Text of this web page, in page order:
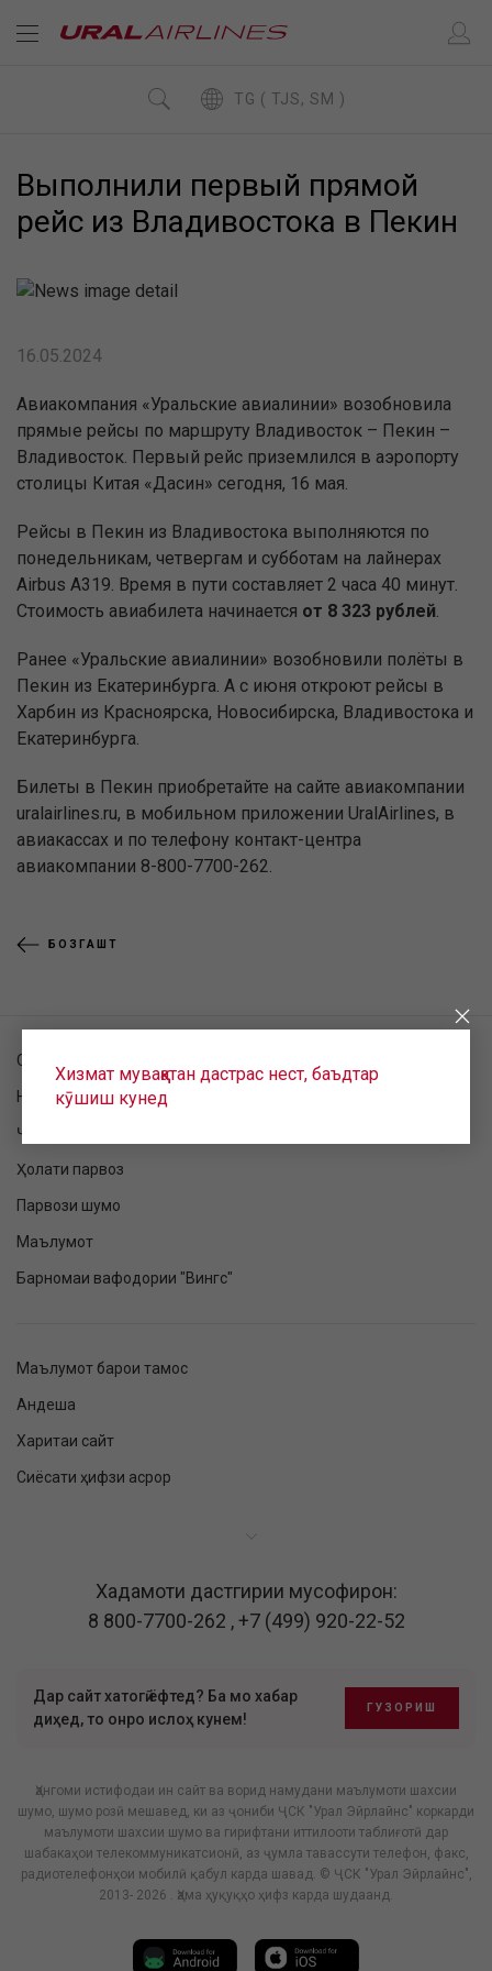
TG ( TJS, SM )
Выполнили первый прямой
рейс из Владивостока в Пекин
16.05.2024
Авиакомпания «Уральские авиалинии» возобновила
прямые рейсы по маршруту Владивосток – Пекин –
Владивосток. Первый рейс приземлился в аэропорту
столицы Китая «Дасин» сегодня, 16 мая.
Рейсы в Пекин из Владивостока выполняются по
понедельникам, четвергам и субботам на лайнерах
Airbus A319. Время в пути составляет 2 часа 40 минут.
Стоимость авиабилета начинается от 8 323 рублей.
Ранее «Уральские авиалинии» возобновили полёты в
Пекин из Екатеринбурга. А с июня откроют рейсы в
Харбин из Красноярска, Новосибирска, Владивостока и
Екатеринбурга.
Билеты в Пекин приобретайте на сайте авиакомпании
uralairlines.ru, в мобильном приложении UralAirlines, в
авиакассах и по телефону контакт-центра
авиакомпании 8-800-7700-262.
БОЗГАШТ
Хизмат муваққатан дастрас нест, баъдтар
кӯшиш кунед
Санҷиши фармоиш
Номнавис шудан ба парвоз
Ҷадвали парвоз
Ҳолати парвоз
Парвози шумо
Маълумот
Барномаи вафодории "Вингс"
Маълумот барои тамос
Андеша
Харитаи сайт
Сиёсати ҳифзи асрор
Хадамоти дастгирии мусофирон:
8 800-7700-262 ,+7 (499) 920-22-52
Дар сайт хатогӣ ёфтед? Ба мо хабар
диҳед, то онро ислоҳ кунем!
ГУЗОРИШ
Ҳангоми истифодаи ин сайт ва ворид намудани маълумоти шахсии
шумо, шумо розӣ мешавед, ки аз ҷониби ҶСК "Урал Эйрлайнс" коркарди
маълумоти шахсии шумо ва гирифтани иттилооти таблиғотӣ дар
шабакаҳои телекоммуникатсионӣ, аз ҷумла тавассути телефон, факс,
радиотелефонҳои мобилӣ қабул карда шавад. © ҶСК "Урал Эйрлайнс",
2013- 2026 . Ҳама ҳуқуқҳо ҳифз карда шудаанд.